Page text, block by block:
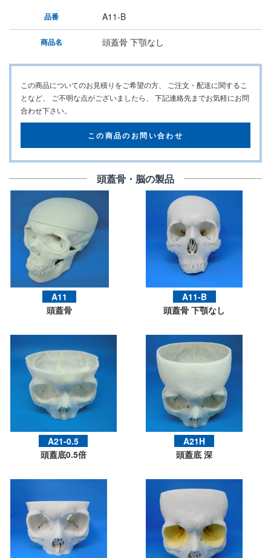
品番 A11-B
商品名 頭蓋骨 下顎なし
この商品についてのお見積りをご希望の方、
ご注文・配送に関するこ
となど、 ご不明な点がございましたら、
下記連絡先までお気軽にお問
合わせ下さい。
この商品のお問い合わせ
頭蓋骨・脳の製品
A11
頭蓋骨
A11-B
頭蓋骨 下顎なし
A21-0.5
頭蓋底0.5倍
A21H
頭蓋底 深